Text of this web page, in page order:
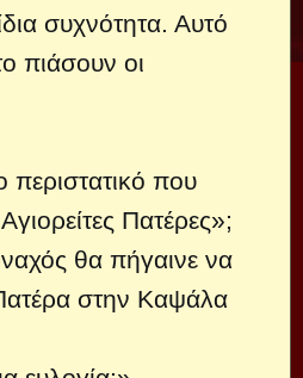
συχνότητα. Αυτό
πιάσουν οι
περιστατικό που
Πατέρες»;
θα πήγαινε να
στην Καψάλα